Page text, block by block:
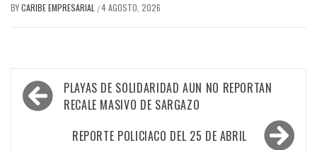
BYCARIBE EMPRESARIAL /4 AGOSTO, 2026
Navegación
de
entradas
PLAYAS DE SOLIDARIDAD AUN NO REPORTAN
RECALE MASIVO DE SARGAZO
REPORTE POLICIACO DEL 25 DE ABRIL